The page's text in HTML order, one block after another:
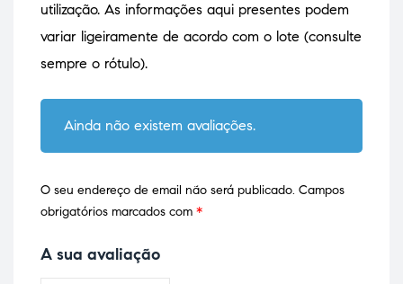
utilização. As informações aqui presentes podem
variar ligeiramente de acordo com o lote (consulte
sempre o rótulo).
Ainda não existem avaliações.
O seu endereço de email não será publicado. Campos
obrigatórios marcados com *
A sua avaliação